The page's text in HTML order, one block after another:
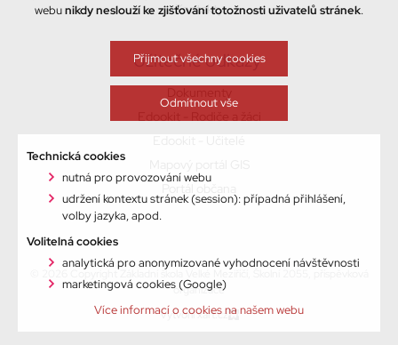
Kontakty
Užitečné odkazy
© 2026 Copyright Základní škola Velké Meziříčí, Školní 2055, příspěvková
organizace
Vytvořil xart.cz
webunikdy neslouží ke zjišťování totožnosti uživatelů stránek.
Přijmout všechny cookies
Odmítnout vše
Technická cookies
nutná pro provozování webu
udržení kontextu stránek (session): případná přihlášení,
volby jazyka, apod.
Volitelná cookies
analytická pro anonymizované vyhodnocení návštěvnosti
marketingová cookies (Google)
Více informací o cookies na našem webu